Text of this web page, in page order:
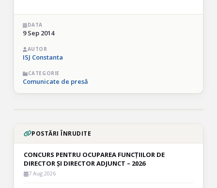
DATA
9 Sep 2014
AUTOR
ISJ Constanta
CATEGORIE
Comunicate de presă
POSTĂRI ÎNRUDITE
CONCURS PENTRU OCUPAREA FUNCȚIILOR DE
DIRECTOR ȘI DIRECTOR ADJUNCT – 2026
7 Aug 2026